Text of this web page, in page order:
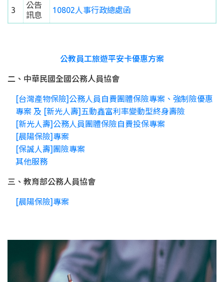
3
公告
訊息
10802人事行政總處函
公教員工旅遊平安卡優惠方案
二、中華民國全國公務人員協會
[台灣產物保險]公務人員自費團體保險專案、強制險優惠
專案 及 [新光人壽]五動鑫富利率變動型終身壽險
[新光人壽]公務人員團體保險自費投保專案
[晨陽保險]專案
[保誠人壽]團險專案
其他服務
三、教育部公務人員協會
[晨陽保險]專案